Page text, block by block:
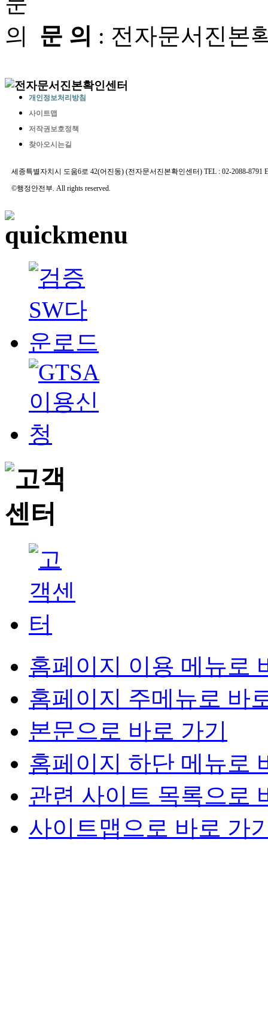
문 의 : 전자문서진본
개인정보처리방침
사이트맵
저작권보호정책
찾아오시는길
세종특별자치시 도움6로 42(어진동) (전자문서진본확인센터) TEL : 02-2088-8791
©행정안전부. All rights reserved.
홈페이지 이용 메뉴로
홈페이지 주메뉴로 바
본문으로 바로 가기
홈페이지 하단 메뉴로
관련 사이트 목록으로
사이트맵으로 바로 가